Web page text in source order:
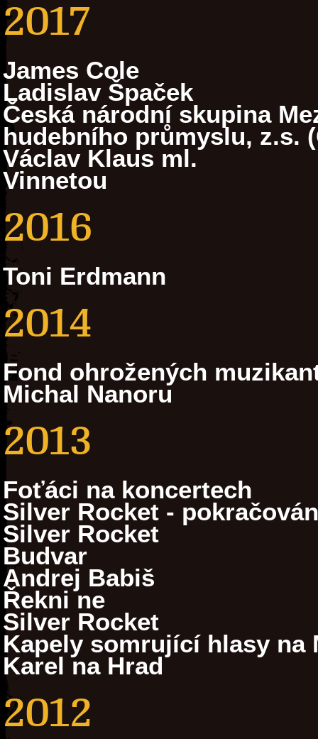
2017
James Cole
Ladislav Špaček
Česká národní skupina
hudebního průmyslu, z.s.
Václav Klaus ml.
Vinnetou
2016
Toni Erdmann
2014
Fond ohrožených
Michal Nanoru
2013
Foťáci na koncertech
Silver Rocket -
Silver Rocket
Budvar
Andrej Babiš
Řekni ne
Silver Rocket
Kapely somrující hlasy na
Karel na Hrad
2012